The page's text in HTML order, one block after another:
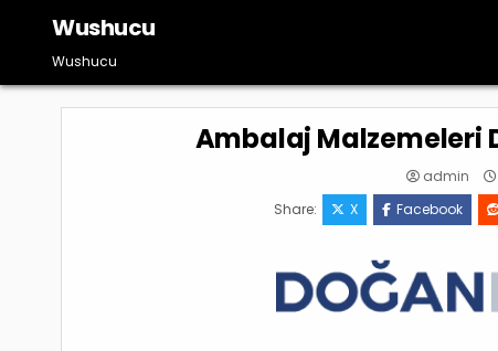
content
Wushucu
Wushucu
Ambalaj Malzemeleri
admin
Share:
X Facebook